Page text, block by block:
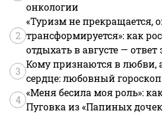
онкологии
2
«Туризм не прекращается,
трансформируется»: как
отдыхать в августе — ответ
3
Кому признаются в любви,
сердце: любовный гороскоп
4
«Меня бесила моя роль»:
Пуговка из «Папиных